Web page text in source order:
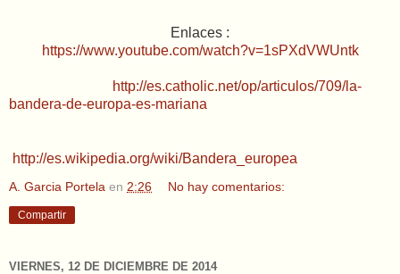
Enlaces :
https://www.youtube.com/watch?v=1sPXdVWUntk
http://es.catholic.net/op/articulos/709/la-
bandera-de-europa-es-mariana
http://es.wikipedia.org/wiki/Bandera_europea
A. Garcia Portela en 2:26 No hay comentarios:
Compartir
VIERNES, 12 DE DICIEMBRE DE 2014